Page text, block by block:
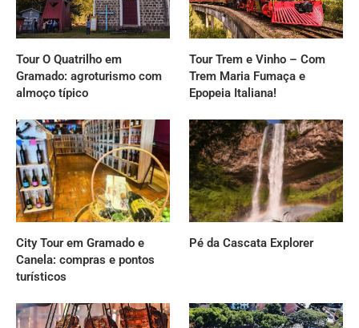
Tour O Quatrilho em
Gramado: agroturismo com
almoço típico
Tour Trem e Vinho – Com
Trem Maria Fumaça e
Epopeia Italiana!
City Tour em Gramado e
Canela: compras e pontos
turísticos
Pé da Cascata Explorer